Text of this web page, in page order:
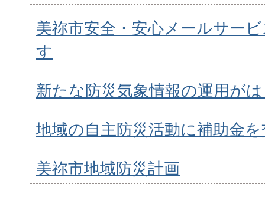
美祢市安全・安心メールサー
す
新たな防災気象情報の運用が
地域の自主防災活動に補助金
美祢市地域防災計画